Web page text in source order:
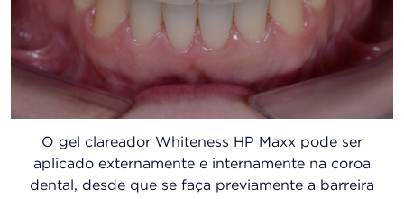
O gel clareador Whiteness HP Maxx pode ser
aplicado externamente e internamente na coroa
dental, desde que se faça previamente a barreira